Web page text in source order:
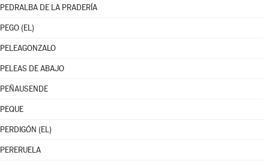
PEDRALBA DE LA PRADERÍA
PEGO (EL)
PELEAGONZALO
PELEAS DE ABAJO
PEÑAUSENDE
PEQUE
PERDIGÓN (EL)
PERERUELA